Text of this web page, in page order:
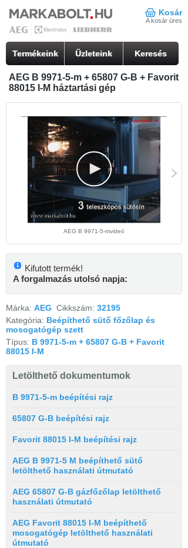
Kosár
A kosár üres
Termékeink Üzleteink Keresés
AEG B 9971-5-m + 65807 G-B + Favorit
88015 I-M háztartási gép
AEG B 9971-5-mvideó
Kifutott termék!
A forgalmazás utolsó napja:
Márka: AEG Cikkszám: 32195
Kategória: Beépíthető sütő főzőlap és
mosogatógép szett
Típus: B 9971-5-m + 65807 G-B + Favorit
88015 I-M
Letölthető dokumentumok
B 9971-5-m beépítési rajz
65807 G-B beépítési rajz
Favorit 88015 I-M beépítési rajz
AEG B 9971-5 M beépíthető sütő
letölthető használati útmutató
AEG 65807 G-B gázfőzőlap letölthető
használati útmutató
AEG Favorit 88015 I-M beépíthető
mosogatógép letölthető használati
útmutató